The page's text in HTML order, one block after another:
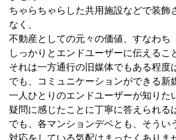
ちゃらちゃらした共用施設などで装飾
なく、
不動産としての元々の価値、すなわち
しっかりとエンドユーザーに伝えるこ
それは一方通行の旧媒体でもある程度
でも、コミュニケーションができる新
一人ひとりのエンドユーザーが知りた
疑問に感じたことに丁寧に答えられる
でも、各マンションデベとも、そうい
対応をしている気配はまったくありま